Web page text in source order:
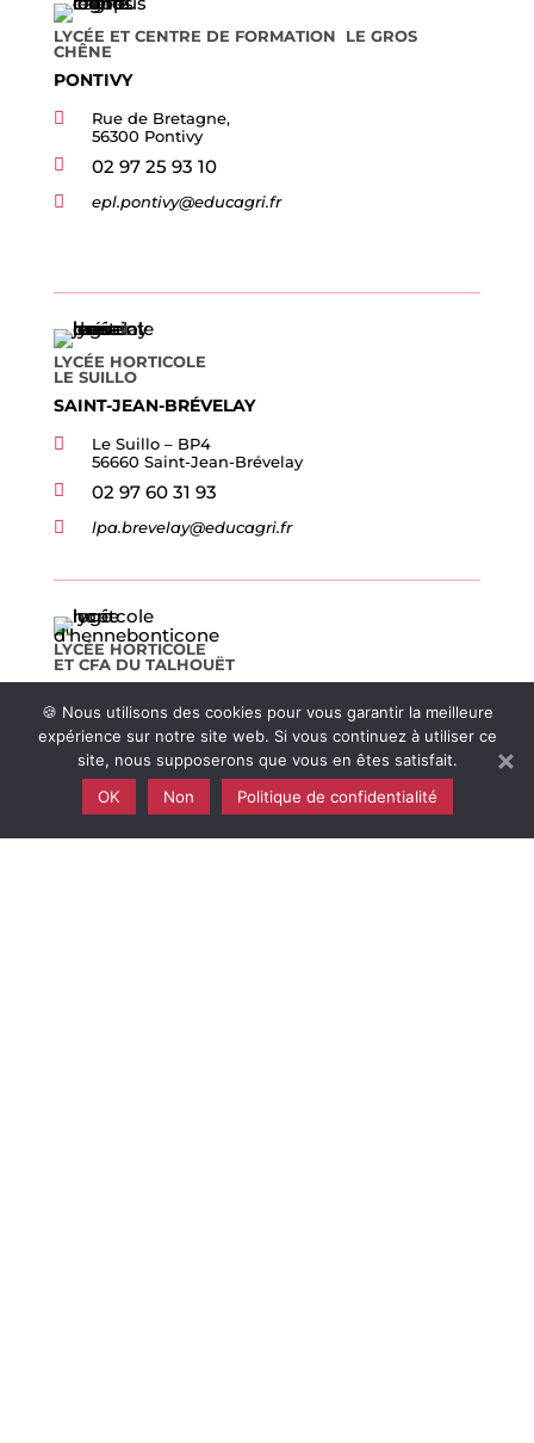
LYCÉE ET CENTRE DE FORMATION LE GROS
CHÊNE
PONTIVY

Rue de Bretagne,
56300 Pontivy

02 97 25 93 10
 epl.pontivy@educagri.fr
LYCÉE HORTICOLE
LE SUILLO
SAINT-JEAN-BRÉVELAY

Le Suillo – BP4
56660 Saint-Jean-Brévelay

02 97 60 31 93
 lpa.brevelay@educagri.fr
LYCÉE HORTICOLE
ET CFA DU TALHOUËT

76, rue du Talhouët,
02 97 36 23 40
lpa.hennebont@educagri.fr
🍪 Nous utilisons des cookies pour vous garantir la meilleure
expérience sur notre site web. Si vous continuez à utiliser ce
site, nous supposerons que vous en êtes satisfait.
OK
Non Politique de confidentialité